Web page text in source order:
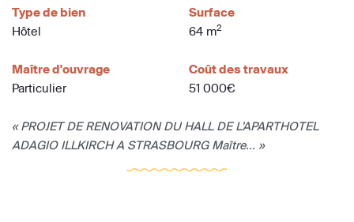
Type de bien
Hôtel
Surface
64 m2
Maître d'ouvrage
Particulier
Coût des travaux
51 000€
« PROJET DE RENOVATION DU HALL DE L’APARTHOTEL
ADAGIO ILLKIRCH A STRASBOURG Maître... »